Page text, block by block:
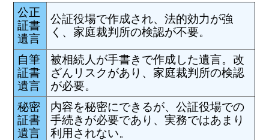
公正
証書
遺言
公証役場で作成され、法的効力が強
く、家庭裁判所の検認が不要。
自筆
証書
遺言
被相続人が手書きで作成した遺言。改
ざんリスクがあり、家庭裁判所の検認
が必要。
秘密
証書
遺言
内容を秘密にできるが、公証役場での
手続きが必要であり、実務ではあまり
利用されない。